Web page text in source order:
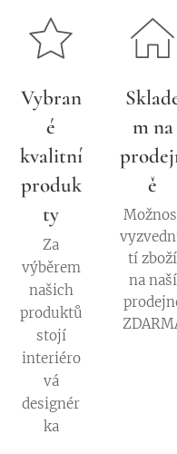
Vybran
é
kvalitní
produk
ty
Za
výběrem
našich
produktů
stojí
interiéro
vá
designér
ka
m na
ě
tí zboží
na naší